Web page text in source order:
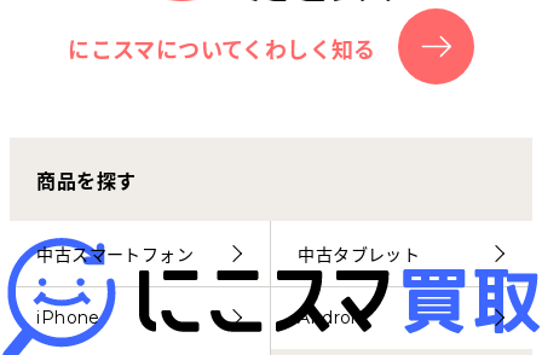
お客さまの声
にこスマ通信
マイページ
にこスマについてくわしく知る
商品を探す
中古スマートフォン 中古タブレット
iPhone Android